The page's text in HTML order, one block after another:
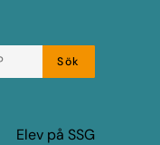
Sök
Elev på SSG